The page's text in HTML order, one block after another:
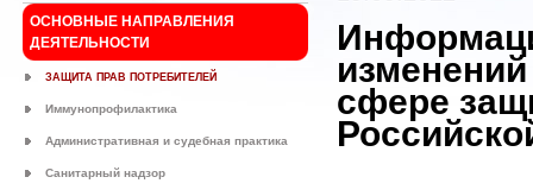
ОСНОВНЫЕ НАПРАВЛЕНИЯ
ДЕЯТЕЛЬНОСТИ
ЗАЩИТА ПРАВ ПОТРЕБИТЕЛЕЙ
Иммунопрофилактика
Административная и судебная практика
Санитарный надзор
сфере